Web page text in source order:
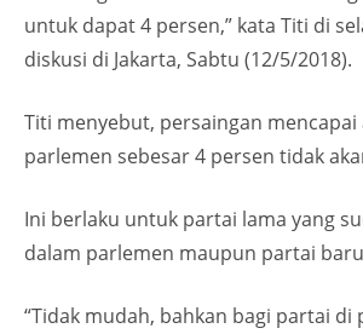
untuk dapat 4 persen,” kata Titi di
diskusi di Jakarta, Sabtu (12/5/2018).
Titi menyebut, persaingan mencapai
parlemen sebesar 4 persen tidak
Ini berlaku untuk partai lama yang
dalam parlemen maupun partai
“Tidak mudah, bahkan bagi partai di